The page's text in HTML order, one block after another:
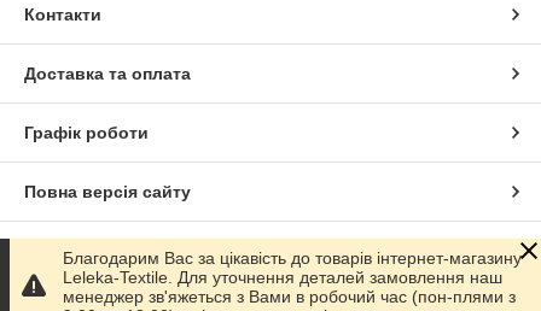
Контакти
Доставка та оплата
Графік роботи
Повна версія сайту
Сайт створено на маркетплейсіProm.ua
Благодарим Вас за цікавість до товарів інтернет-магазину
Leleka-Textile. Для уточнення деталей замовлення наш
менеджер зв'яжеться з Вами в робочий час (пон-плями з